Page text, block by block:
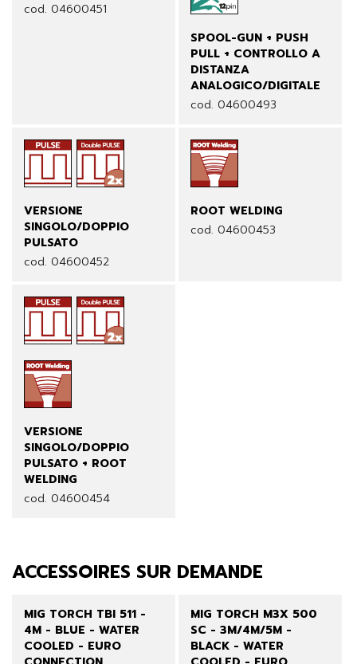
cod. 04600451
SPOOL-GUN + PUSH
PULL + CONTROLLO A
DISTANZA
ANALOGICO/DIGITALE
cod. 04600493
VERSIONE
SINGOLO/DOPPIO
PULSATO
cod. 04600452
ROOT WELDING
cod. 04600453
VERSIONE
SINGOLO/DOPPIO
PULSATO + ROOT
WELDING
cod. 04600454
ACCESSOIRES SUR DEMANDE
MIG TORCH TBI 511 -
4M - BLUE - WATER
COOLED - EURO
MIG TORCH M3X 500
SC - 3M/4M/5M -
BLACK - WATER